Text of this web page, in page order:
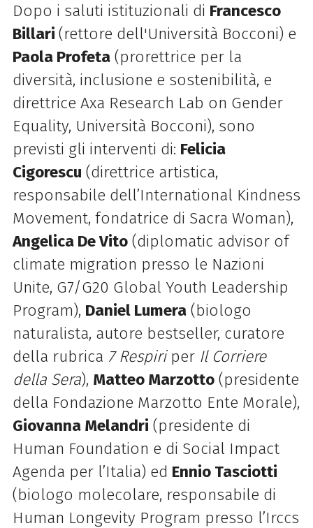
Dopo i saluti istituzionali di Francesco
Billari (rettore dell'Università Bocconi) e
Paola Profeta (prorettrice per la
diversità, inclusione e sostenibilità, e
direttrice Axa Research Lab on Gender
Equality, Università Bocconi), sono
previsti gli interventi di: Felicia
Cigorescu (direttrice artistica,
responsabile dell’International Kindness
Movement, fondatrice di Sacra Woman),
Angelica De Vito(diplomatic advisor of
climate migration presso le Nazioni
Unite, G7/G20 Global Youth Leadership
Program), Daniel Lumera (biologo
naturalista, autore bestseller, curatore
della rubrica 7 Respiriper Il Corriere
della Sera), Matteo Marzotto (presidente
della Fondazione Marzotto Ente Morale),
Giovanna Melandri (presidente di
Human Foundation e di Social Impact
Agenda per l’Italia) ed Ennio Tasciotti
(biologo molecolare, responsabile di
Human Longevity Program presso l’Irccs